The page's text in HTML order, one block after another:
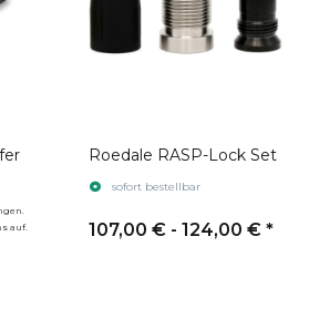
auf.
Roedale RASP-Lock Set
sofort bestellbar
107,00 € - 124,00 € *